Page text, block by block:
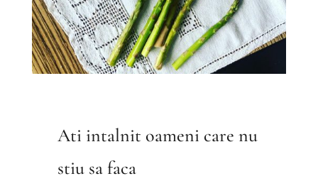
Ati intalnit oameni care nu
stiu sa faca